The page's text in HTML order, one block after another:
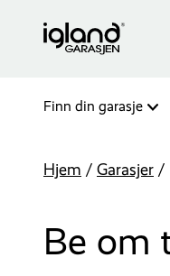
Finn din garasje
Hjem / Garasjer /
Be om